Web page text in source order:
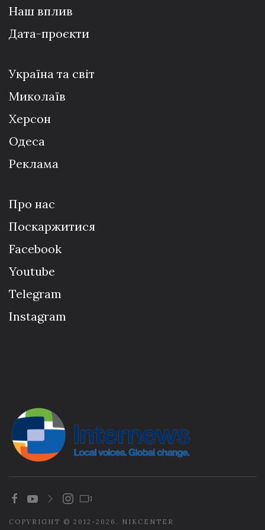
Наш вплив
Дата-проєкти
Україна та світ
Миколаїв
Херсон
Одеса
Реклама
Про нас
Поскаржитися
Facebook
Youtube
Telegram
Instagram
COPYRIGHT © 2012-2026. NIKCENTER